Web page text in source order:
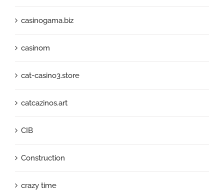
casinogama.biz
casinom
cat-casino3.store
catcazinos.art
CIB
Construction
crazy time